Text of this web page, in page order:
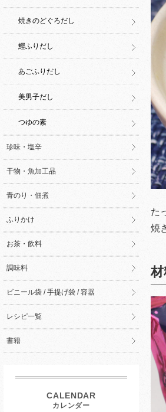
た
焼
焼きのどぐろだし
鰹ふりだし
あごふりだし
美男子だし
つゆの素
珍味・塩辛
干物・魚加工品
青のり・佃煮
ふりかけ
お茶・飲料
調味料
ビニール袋 / 手提げ袋 / 容器
レシピ一覧
書籍